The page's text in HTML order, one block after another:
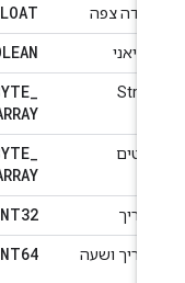
צפה FLOAT
BOOLEAN
BYTE
ARRAY
BYTE
ARRAY
INT32
ושעה INT64